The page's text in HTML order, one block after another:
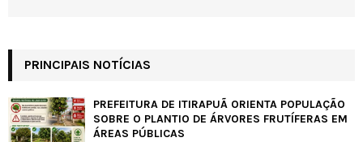
PRINCIPAIS NOTÍCIAS
PREFEITURA DE ITIRAPUÃ ORIENTA POPULAÇÃO
SOBRE O PLANTIO DE ÁRVORES FRUTÍFERAS EM
ÁREAS PÚBLICAS